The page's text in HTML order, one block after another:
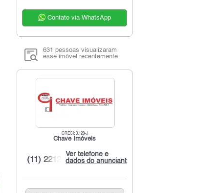
Contato via WhatsApp
631 pessoas visualizaram
esse imóvel recentemente
CRECI: 3.128-J
Chave Imóveis
Ver telefone e
dados do anunciante
(11) 2212...